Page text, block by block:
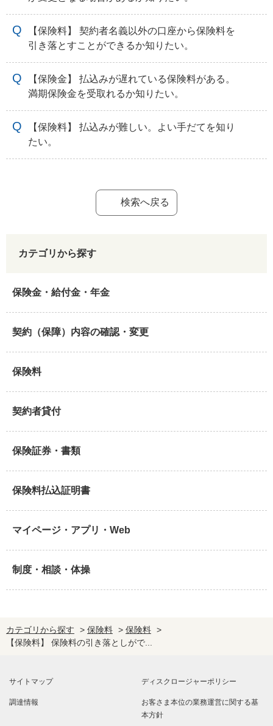
【保険料】 契約者名義以外の口座から保険料を
引き落とすことができるか知りたい。
【保険金】 払込みが遅れている保険料がある。
満期保険金を受取れるか知りたい。
【保険料】 払込みが難しい。よい手だてを知り
たい。
検索へ戻る
カテゴリから探す
保険金・給付金・年金
契約（保障）内容の確認・変更
保険料
契約者貸付
保険証券・書類
保険料払込証明書
マイページ・アプリ・Web
制度・相談・体操
カテゴリから探す > 保険料 > 保険料 >
【保険料】 保険料の引き落としがで...
サイトマップ ディスクロージャーポリシー
調達情報 お客さま本位の業務運営に関する基
本方針